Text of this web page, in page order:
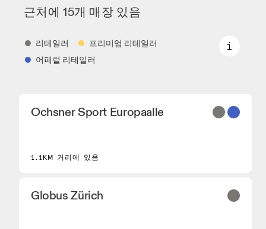
근처에 15개 매장 있음
리테일러
프리미엄 리테일러
어패럴 리테일러
On 핵심 모델과 엄선된 모델을 판매하는 신발 대리
On 제품군 전체를 둘러보고 체험할 수 있는 매장입
Ochsner Sport Europaalle
1.1KM 거리에 있음
Globus Zürich